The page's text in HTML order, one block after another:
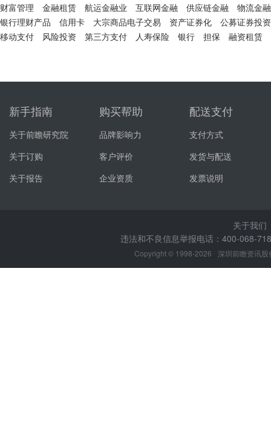
财富管理
金融租赁 航运金融业 互联网金融 供应链金融
物流金融
银行理财产品
信用卡 大宗商品电子交易 资产证券化
公募证券投
移动支付
风险投资 第三方支付 人寿保险 银行 担保 融资租赁
新手指南
关于前瞻研究院
关于订购
关于报告
购买帮助
品牌影响力
客户评价
企业资质
配送支付
支付方式
发货与配送
发票说明
关于我们
违法和不良信息举报电话：400-068-
Copyright © 1998-2026 深圳前瞻资讯股